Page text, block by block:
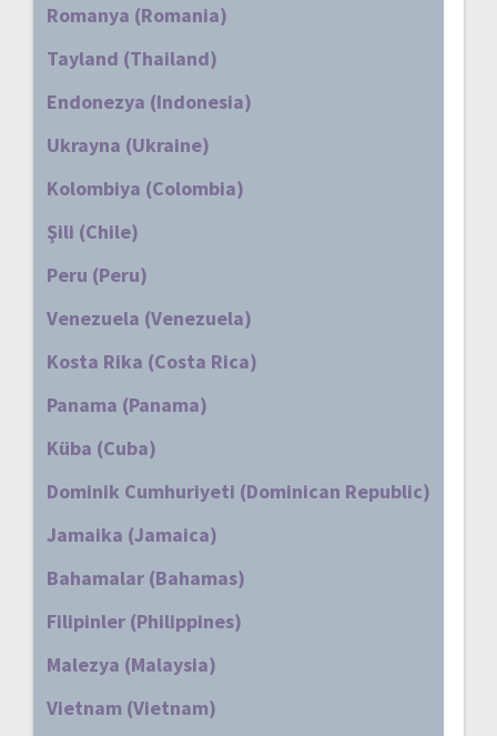
Romanya (Romania)
Tayland (Thailand)
Endonezya (Indonesia)
Ukrayna (Ukraine)
Kolombiya (Colombia)
Şili (Chile)
Peru (Peru)
Venezuela (Venezuela)
Kosta Rika (Costa Rica)
Panama (Panama)
Küba (Cuba)
Dominik Cumhuriyeti (Dominican Republic)
Jamaika (Jamaica)
Bahamalar (Bahamas)
Filipinler (Philippines)
Malezya (Malaysia)
Vietnam (Vietnam)